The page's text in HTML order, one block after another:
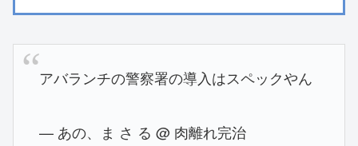
アバランチの警察署の導入はスペックやん
— あの、ま さ る @ 肉離れ完治